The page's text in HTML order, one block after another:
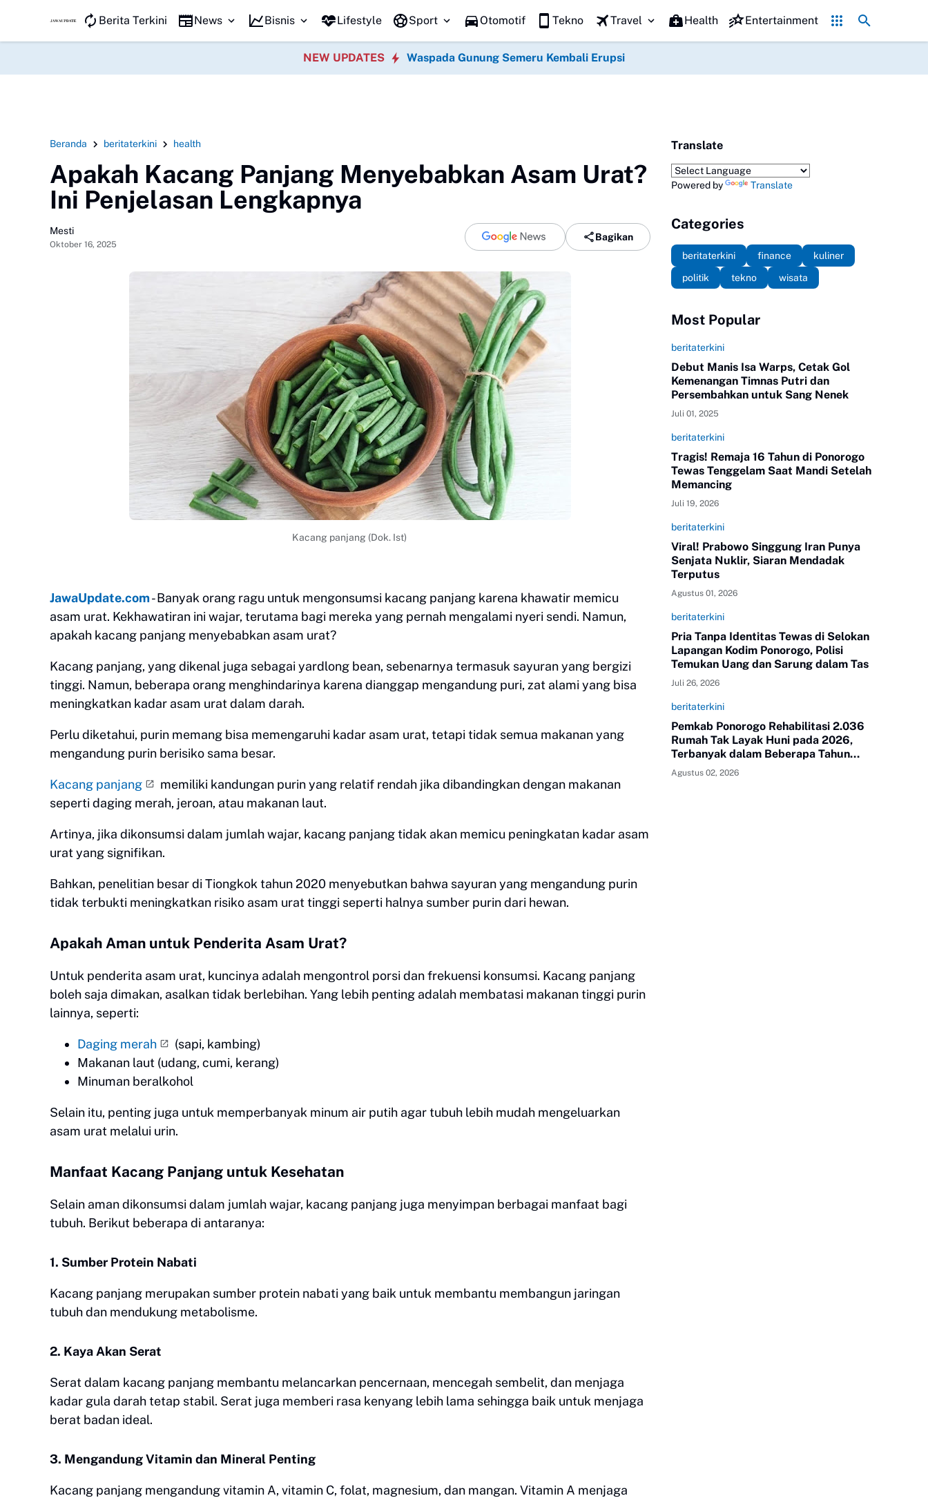
JAWA KILAT Kuliner Legendaris di Mojokerto yang Wajib Dicicipi, Nomor 2
Berita Terkini News Bisnis Lifestyle Sport Otomotif Tekno Travel Health Entertainment
NEW UPDATES Waspada Gunung Semeru Kembali Erupsi
Beranda beritaterkini health
Apakah Kacang Panjang Menyebabkan Asam Urat?
Ini Penjelasan Lengkapnya
Mesti
Oktober 16, 2025
Bagikan
Kacang panjang (Dok. Ist)
JawaUpdate.com- Banyak orang ragu untuk mengonsumsi kacang panjang karena khawatir memicu
asam urat. Kekhawatiran ini wajar, terutama bagi mereka yang pernah mengalami nyeri sendi. Namun,
apakah kacang panjang menyebabkan asam urat?
Kacang panjang, yang dikenal juga sebagai yardlong bean, sebenarnya termasuk sayuran yang bergizi
tinggi. Namun, beberapa orang menghindarinya karena dianggap mengandung puri, zat alami yang bisa
meningkatkan kadar asam urat dalam darah.
Perlu diketahui, purin memang bisa memengaruhi kadar asam urat, tetapi tidak semua makanan yang
mengandung purin berisiko sama besar.
Kacang panjang
memiliki kandungan purin yang relatif rendah jika dibandingkan dengan makanan
seperti daging merah, jeroan, atau makanan laut.
Artinya, jika dikonsumsi dalam jumlah wajar, kacang panjang tidak akan memicu peningkatan kadar asam
urat yang signifikan.
Bahkan, penelitian besar di Tiongkok tahun 2020 menyebutkan bahwa sayuran yang mengandung purin
tidak terbukti meningkatkan risiko asam urat tinggi seperti halnya sumber purin dari hewan.
Apakah Aman untuk Penderita Asam Urat?
Untuk penderita asam urat, kuncinya adalah mengontrol porsi dan frekuensi konsumsi. Kacang panjang
boleh saja dimakan, asalkan tidak berlebihan. Yang lebih penting adalah membatasi makanan tinggi purin
lainnya, seperti:
Daging merah
(sapi, kambing)
Makanan laut (udang, cumi, kerang)
Minuman beralkohol
Selain itu, penting juga untuk memperbanyak minum air putih agar tubuh lebih mudah mengeluarkan
asam urat melalui urin.
Manfaat Kacang Panjang untuk Kesehatan
Selain aman dikonsumsi dalam jumlah wajar, kacang panjang juga menyimpan berbagai manfaat bagi
tubuh. Berikut beberapa di antaranya:
1. Sumber Protein Nabati
Kacang panjang merupakan sumber protein nabati yang baik untuk membantu membangun jaringan
tubuh dan mendukung metabolisme.
2. Kaya Akan Serat
Serat dalam kacang panjang membantu melancarkan pencernaan, mencegah sembelit, dan menjaga
kadar gula darah tetap stabil. Serat juga memberi rasa kenyang lebih lama sehingga baik untuk menjaga
berat badan ideal.
3. Mengandung Vitamin dan Mineral Penting
Kacang panjang mengandung vitamin A, vitamin C, folat, magnesium, dan mangan. Vitamin A menjaga
Translate
Powered by Translate
Categories
beritaterkini finance
kuliner
politik
tekno wisata
Most Popular
beritaterkini
Debut Manis Isa Warps, Cetak Gol
Kemenangan Timnas Putri dan
Persembahkan untuk Sang Nenek
Juli 01, 2025
beritaterkini
Tragis! Remaja 16 Tahun di Ponorogo
Tewas Tenggelam Saat Mandi Setelah
Memancing
Juli 19, 2026
beritaterkini
Viral! Prabowo Singgung Iran Punya
Senjata Nuklir, Siaran Mendadak
Terputus
Agustus 01, 2026
beritaterkini
Pria Tanpa Identitas Tewas di Selokan
Lapangan Kodim Ponorogo, Polisi
Temukan Uang dan Sarung dalam Tas
Juli 26, 2026
beritaterkini
Pemkab Ponorogo Rehabilitasi 2.036
Rumah Tak Layak Huni pada 2026,
Terbanyak dalam Beberapa Tahun
Terakhir
Agustus 02, 2026